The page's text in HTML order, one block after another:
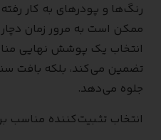
رنگ‌ها و پودرهای به کار
ممکن است به مرور زمان
انتخاب یک پوشش نهایی
تضمین می‌کند، بلکه بافت
جلوه می‌دهد.
انتخاب تثبیت‌کننده مناسب